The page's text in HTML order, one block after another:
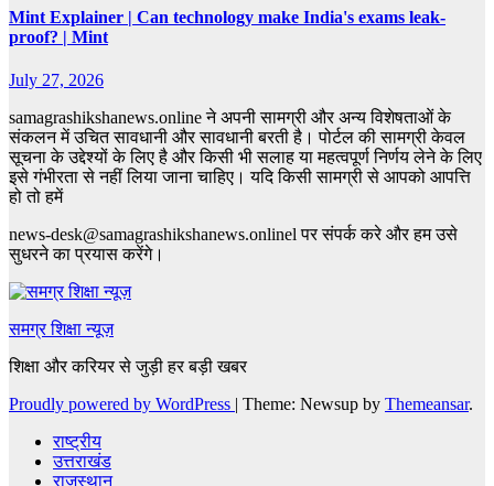
Mint Explainer | Can technology make India's exams leak-
proof? | Mint
July 27, 2026
samagrashikshanews.online ने अपनी सामग्री और अन्य विशेषताओं के
संकलन में उचित सावधानी और सावधानी बरती है। पोर्टल की सामग्री केवल
सूचना के उद्देश्यों के लिए है और किसी भी सलाह या महत्वपूर्ण निर्णय लेने के लिए
इसे गंभीरता से नहीं लिया जाना चाहिए। यदि किसी सामग्री से आपको आपत्ति
हो तो हमें
news-desk@samagrashikshanews.onlinel पर संपर्क करे और हम उसे
सुधरने का प्रयास करेंगे।
समग्र शिक्षा न्यूज़
शिक्षा और करियर से जुड़ी हर बड़ी खबर
Proudly powered by WordPress | Theme: Newsup by Themeansar.
राष्ट्रीय
उत्तराखंड
राजस्थान